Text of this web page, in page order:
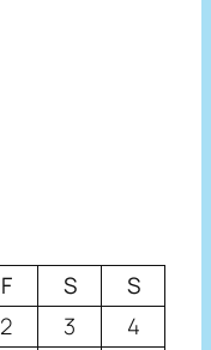
F S
S
2 3
4